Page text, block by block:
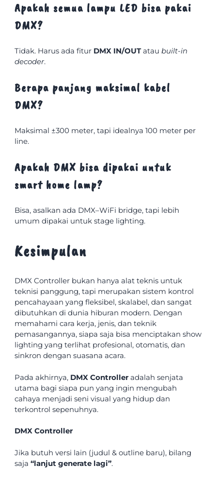
Apakah semua lampu LED bisa pakai
DMX?
Tidak. Harus ada fitur DMX IN/OUTatau built-in
decoder.
Berapa panjang maksimal kabel
DMX?
Maksimal ±300 meter, tapi idealnya 100 meter per
line.
Apakah DMX bisa dipakai untuk
smart home lamp?
Bisa, asalkan ada DMX–WiFi bridge, tapi lebih
umum dipakai untuk stage lighting.
Kesimpulan
DMX Controller bukan hanya alat teknis untuk
teknisi panggung, tapi merupakan sistem kontrol
pencahayaan yang fleksibel, skalabel, dan sangat
dibutuhkan di dunia hiburan modern. Dengan
memahami cara kerja, jenis, dan teknik
pemasangannya, siapa saja bisa menciptakan show
lighting yang terlihat profesional, otomatis, dan
sinkron dengan suasana acara.
Pada akhirnya, DMX Controller adalah senjata
utama bagi siapa pun yang ingin mengubah
cahaya menjadi seni visual yang hidup dan
terkontrol sepenuhnya.
DMX Controller
Jika butuh versi lain (judul & outline baru), bilang
saja “lanjut generate lagi”.